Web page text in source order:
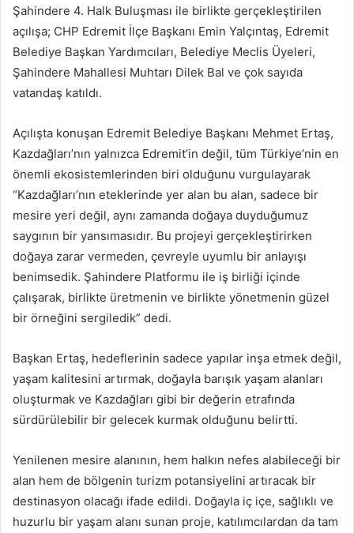
Şahindere 4. Halk Buluşması ile birlikte gerçekleştirilen
açılışa; CHP Edremit İlçe Başkanı Emin Yalçıntaş, Edremit
Belediye Başkan Yardımcıları, Belediye Meclis Üyeleri,
Şahindere Mahallesi Muhtarı Dilek Bal ve çok sayıda
vatandaş katıldı.
Açılışta konuşan Edremit Belediye Başkanı Mehmet Ertaş,
Kazdağları’nın yalnızca Edremit’in değil, tüm Türkiye’nin en
önemli ekosistemlerinden biri olduğunu vurgulayarak
“Kazdağları’nın eteklerinde yer alan bu alan, sadece bir
mesire yeri değil, aynı zamanda doğaya duyduğumuz
saygının bir yansımasıdır. Bu projeyi gerçekleştirirken
doğaya zarar vermeden, çevreyle uyumlu bir anlayışı
benimsedik. Şahindere Platformu ile iş birliği içinde
çalışarak, birlikte üretmenin ve birlikte yönetmenin güzel
bir örneğini sergiledik” dedi.
Başkan Ertaş, hedeflerinin sadece yapılar inşa etmek değil,
yaşam kalitesini artırmak, doğayla barışık yaşam alanları
oluşturmak ve Kazdağları gibi bir değerin etrafında
sürdürülebilir bir gelecek kurmak olduğunu belirtti.
Yenilenen mesire alanının, hem halkın nefes alabileceği bir
alan hem de bölgenin turizm potansiyelini artıracak bir
destinasyon olacağı ifade edildi. Doğayla iç içe, sağlıklı ve
huzurlu bir yaşam alanı sunan proje, katılımcılardan da tam